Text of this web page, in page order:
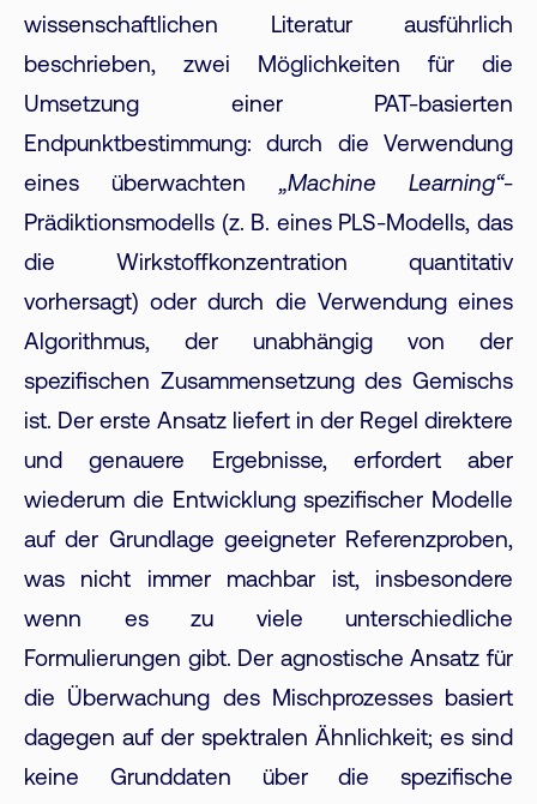
wissenschaftlichen Literatur ausführlich
beschrieben, zwei Möglichkeiten für die
Umsetzung einer PAT-basierten
Endpunktbestimmung: durch die Verwendung
eines überwachten „Machine Learning“-
Prädiktionsmodells (z. B. eines PLS-Modells, das
die Wirkstoffkonzentration quantitativ
vorhersagt) oder durch die Verwendung eines
Algorithmus, der unabhängig von der
spezifischen Zusammensetzung des Gemischs
ist. Der erste Ansatz liefert in der Regel direktere
und genauere Ergebnisse, erfordert aber
wiederum die Entwicklung spezifischer Modelle
auf der Grundlage geeigneter Referenzproben,
was nicht immer machbar ist, insbesondere
wenn es zu viele unterschiedliche
Formulierungen gibt. Der agnostische Ansatz für
die Überwachung des Mischprozesses basiert
dagegen auf der spektralen Ähnlichkeit; es sind
keine Grunddaten über die spezifische